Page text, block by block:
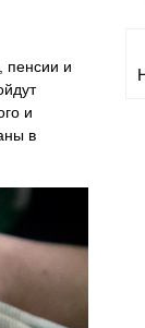
пенсии и
и
в